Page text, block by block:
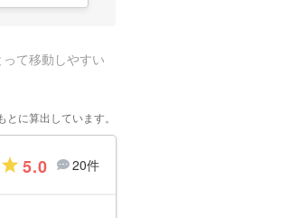
て移動しやすい
に算出しています。
5.0 20件